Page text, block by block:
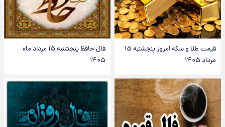
قیمت طلا و سکه امروز پنجشنبه ۱۵
مرداد ۱۴۰۵
فال حافظ پنجشنبه ۱۵ مرداد ماه
۱۴۰۵